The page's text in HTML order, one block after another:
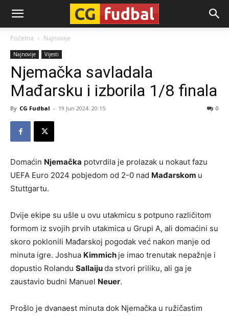
CG-
Fudbal
Početna Najnovije
Najnovije Vijesti
Njemačka savladala
Mađarsku i izborila 1/8 finala
By CG Fudbal - 19 Jun 2024. 20:15 0
Domaćin Njemačka potvrdila je prolazak u nokaut fazu
UEFA Euro 2024 pobjedom od 2-0 nad Mađarskom u
Stuttgartu.
Dvije ekipe su ušle u ovu utakmicu s potpuno različitom
formom iz svojih prvih utakmica u Grupi A, ali domaćini su
skoro poklonili Mađarskoj pogodak već nakon manje od
minuta igre. Joshua Kimmich je imao trenutak nepažnje i
dopustio Rolandu Sallaijuda stvori priliku, ali ga je
zaustavio budni Manuel Neuer.
Prošlo je dvanaest minuta dok Njemačka u ružičastim